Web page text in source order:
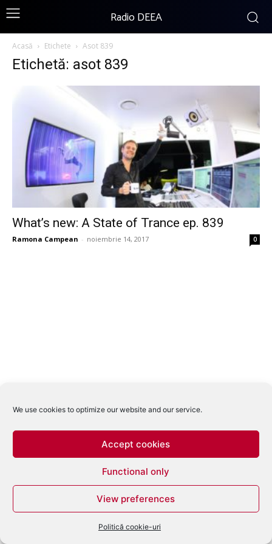
We use cookies to optimize our website and our service.
Accept cookies
Functional only
View preferences
Politică cookie-uri
Radio DEEA
Acasă Etichete Asot 839
Etichetă: asot 839
What’s new: A State of Trance ep. 839
Ramona Campean - noiembrie 14, 2017 0